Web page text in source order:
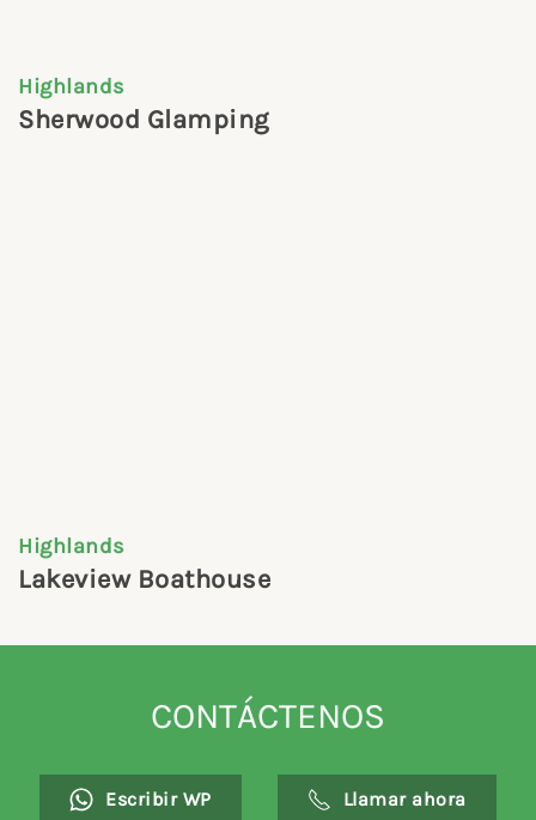
Highlands
Sherwood Glamping
Highlands
Lakeview Boathouse
CONTÁCTENOS
Escribir WP Llamar ahora